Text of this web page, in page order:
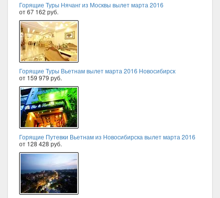
Горящие Туры Нячанг из Москвы вылет марта 2016
от 67 162 руб.
Горящие Туры Вьетнам вылет марта 2016 Новосибирск
от 159 979 руб.
Горящие Путевки Вьетнам из Новосибирска вылет марта 2016
от 128 428 руб.